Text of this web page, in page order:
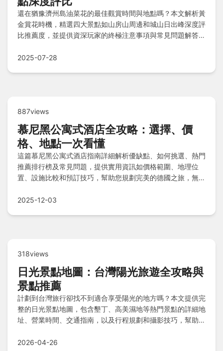
還在猶豫濟州島油菜花的最佳觀賞時間與地點嗎？本文解析黃
金賞花時機，精選四大景點如山房山周邊和城山日出峰深度評
比推薦度，並提供資深玩家的終極注意事項與常見問題解答，
完美賞花行程。
2025-07-28
887views
慕尼黑公寓式酒店全攻略：選擇、價
格、地點一次看懂
這篇慕尼黑公寓式酒店指南詳細解析優缺點、如何挑選、熱門
推薦排行榜及常見問題，提供實用資訊如價格範圍、地理位
置、設施比較和預訂技巧，幫助您規劃完美的德國之旅，無論
2025-12-03
318views
日光景點地圖：台灣陽光旅遊全攻略與
景點推薦
計劃到台灣旅行卻找不到適合享受陽光的地方嗎？本文提供完
整的日光景點地圖，包含墾丁、高美濕地等熱門景點的詳細地
址、營業時間、交通指南，以及行程規劃和攝影技巧，幫助你
2026-04-26